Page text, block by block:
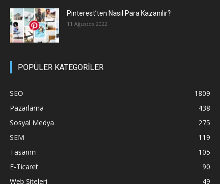
Pinterest’ten Nasıl Para Kazanılır?
11 Ağustos 2022
POPÜLER KATEGORİLER
SEO
1809
Pazarlama
438
Sosyal Medya
275
SEM
119
Tasarım
105
E-Ticaret
90
Web Siteleri
49